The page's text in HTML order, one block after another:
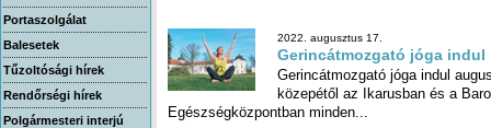
Portaszolgálat
Balesetek
Tűzoltósági hírek
Rendőrségi hírek
Polgármesteri interjú
2022. augusztus 17.
Gerincátmozgató jóga indul
Gerincátmozgató jóga indul
közepétől az Ikarusban és a
Egészségközpontban minden...